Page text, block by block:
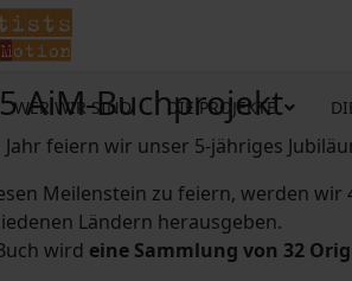
WER WIR SIND DIE PROJEKTE
AiM-Buchprojekt
Jahr feiern wir unser 5-jähriges
Meilenstein zu feiern, werden
Ländern herausgeben.
wird eine Sammlung von 32